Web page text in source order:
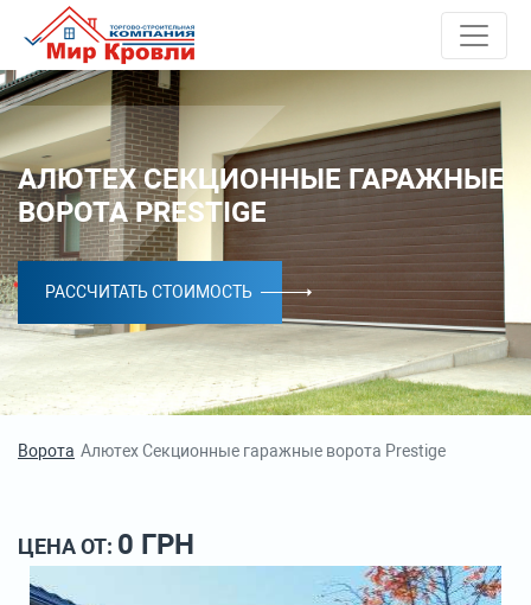
АЛЮТЕХ СЕКЦИОННЫЕ ГАРАЖНЫЕ
ВОРОТА PRESTIGE
РАССЧИТАТЬ СТОИМОСТЬ
Ворота Алютех Секционные гаражные ворота Prestige
ЦЕНА ОТ: 0 ГРН